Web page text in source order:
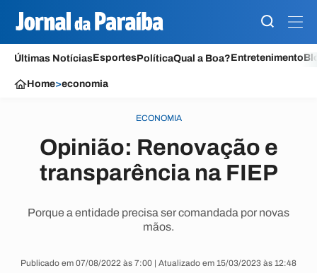
Últimas NotíciasEsportesPolíticaQual a Boa?Entretenimento
Home>economia
ECONOMIA
Opinião: Renovação e
transparência na FIEP
Porque a entidade precisa ser comandada por novas
mãos.
Publicado em 07/08/2022 às 7:00 | Atualizado em 15/03/2023 às 12:48